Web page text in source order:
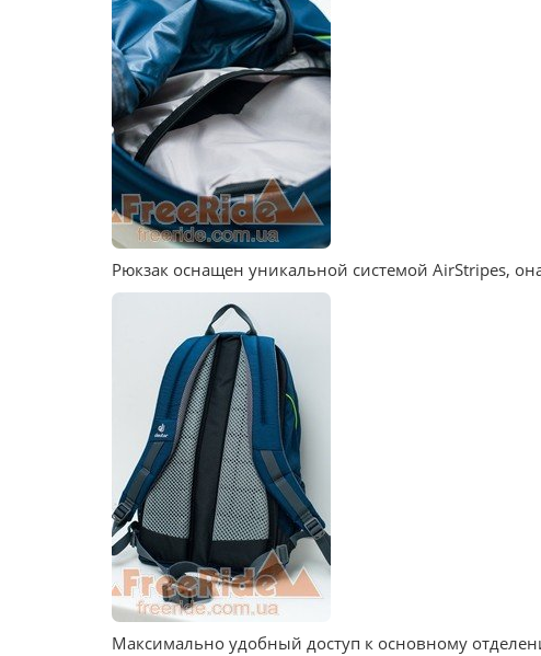
Рюкзак оснащен уникальной системой AirStripes,
Максимально удобный доступ к основному